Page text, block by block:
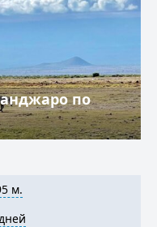
по
м.